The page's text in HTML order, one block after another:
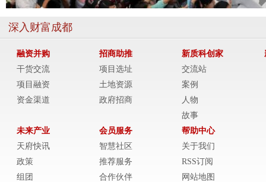
深入财富成都
融资并购
干货交流
项目融资
资金渠道
招商助推
项目选址
土地资源
政府招商
新质科创家
交流站
案例
人物
故事
未来产业
天府快讯
政策
组团
会员服务
智慧社区
推荐服务
合作伙伴
帮助中心
关于我们
RSS订阅
网站地图